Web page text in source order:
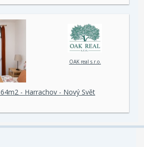
OAK real s.r.o.
- Harrachov - Nový Svět